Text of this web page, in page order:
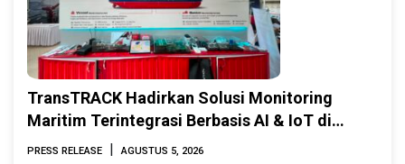
TransTRACK Hadirkan Solusi Monitoring
Maritim Terintegrasi Berbasis AI & IoT di
Indonesia Marine & Offshore Expo (IMOX)
PRESS RELEASE | AGUSTUS 5, 2026